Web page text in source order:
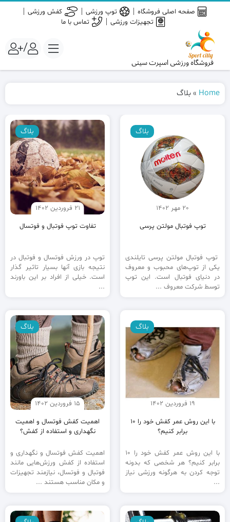
صفحه اصلی فروشگاه توپ ورزشی
کفش ورزشی
تجهیزات ورزشی
تماس با ما
/
Home
» بلاگ
20 مهر 1402
توپ فوتبال مولتن پرسی
توپ فوتبال مولتن پرسی تایلندی
یکی از توپ‌های محبوب و معروف
در دنیای فوتبال است. این توپ
توسط شرکت معروف ...
بلاگ
21 فروردین 1402
تفاوت توپ فوتبال و فوتسال
توپ در ورزش فوتسال و فوتبال در
نتیجه بازی آنها بسیار تاثیر گذار
است. خیلی از افراد بر این باورند
...
بلاگ
19 فروردین 1402
با این روش عمر کفش خود را 10
برابر کنیم؟
با این روش عمر کفش خود را 10
برابر کنیم؟ هر شخصی که بدونه
توجه کردن به هرگونه ورزشی نیاز
...
بلاگ
15 فروردین 1402
اهمیت کفش فوتسال و اهمیت
نگهداری و استفاده از کفش؟
اهمیت کفش فوتسال و نگهداری و
استفاده از کفش ورزش‌هایی مانند
فوتبال و فوتسال، نیازمند تجهیزات
و مکان مناسب هستند ...
بلاگ